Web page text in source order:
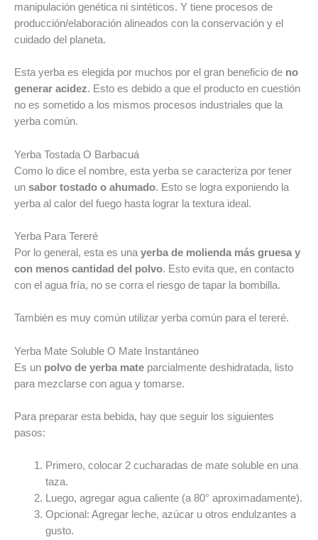
manipulación genética ni sintéticos. Y tiene procesos de
producción/elaboración alineados con la conservación y el
cuidado del planeta.
Esta yerba es elegida por muchos por el gran beneficio de no
generar acidez. Esto es debido a que el producto en cuestión
no es sometido a los mismos procesos industriales que la
yerba común.
Yerba Tostada O Barbacuá
Como lo dice el nombre, esta yerba se caracteriza por tener
un sabor tostado o ahumado. Esto se logra exponiendo la
yerba al calor del fuego hasta lograr la textura ideal.
Yerba Para Tereré
Por lo general, esta es una yerba de molienda más gruesa y
con menos cantidad del polvo. Esto evita que, en contacto
con el agua fría, no se corra el riesgo de tapar la bombilla.
También es muy común utilizar yerba común para el tereré.
Yerba Mate Soluble O Mate Instantáneo
Es un polvo de yerba mate parcialmente deshidratada, listo
para mezclarse con agua y tomarse.
Para preparar esta bebida, hay que seguir los siguientes
pasos:
Primero, colocar 2 cucharadas de mate soluble en una
taza.
Luego, agregar agua caliente (a 80° aproximadamente).
Opcional: Agregar leche, azúcar u otros endulzantes a
gusto.